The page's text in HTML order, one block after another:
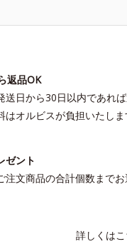
返品OK
送日から30日以内であれ
オルビスが負担いたしま
ゼント
注文商品の合計個数まで
詳しくは